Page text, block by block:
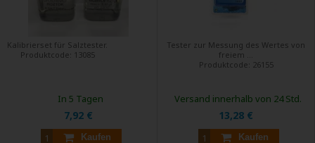
Kalibrierset für Salztester.
Produktcode: 13085
7,92 €
Kaufen
In 5 Tagen
Tester zur Messung des Wertes von
freiem ...
Produktcode: 26155
13,28 €
Kaufen
Versand innerhalb von 24 Std.